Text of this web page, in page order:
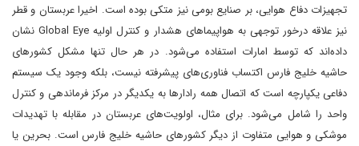
تجهیزات دفاع هوایی، بر صنایع بومی نیز متکی بوده است. اخیرا عربستان و قطر
نیز علاقه درخور توجهی به هواپیماهای هشدار و کنترل اولیه Global Eye نشان
داده‌اند که توسط امارات استفاده می‌شود. در هر حال تنها مشکل کشورهای
حاشیه خلیج فارس اکتساب فناوری‌های پیشرفته نیست، بلکه وجود یک سیستم
دفاعی یکپارچه است که اتصال همه رادارها به یکدیگر در مرکز فرماندهی و کنترل
واحد را شامل می‌شود. برای مثال، اولویت‌های عربستان در مقابله با تهدیدات
موشکی و هوایی متفاوت از دیگر کشورهای حاشیه خلیج فارس است. بحرین یا